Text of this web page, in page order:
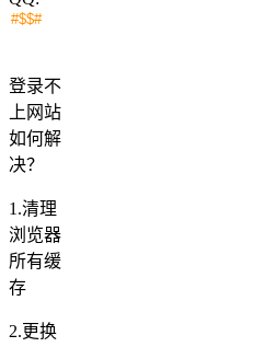
登录不
上网站
如何解
决？
1.清理
浏览器
所有缓
存
2.更换